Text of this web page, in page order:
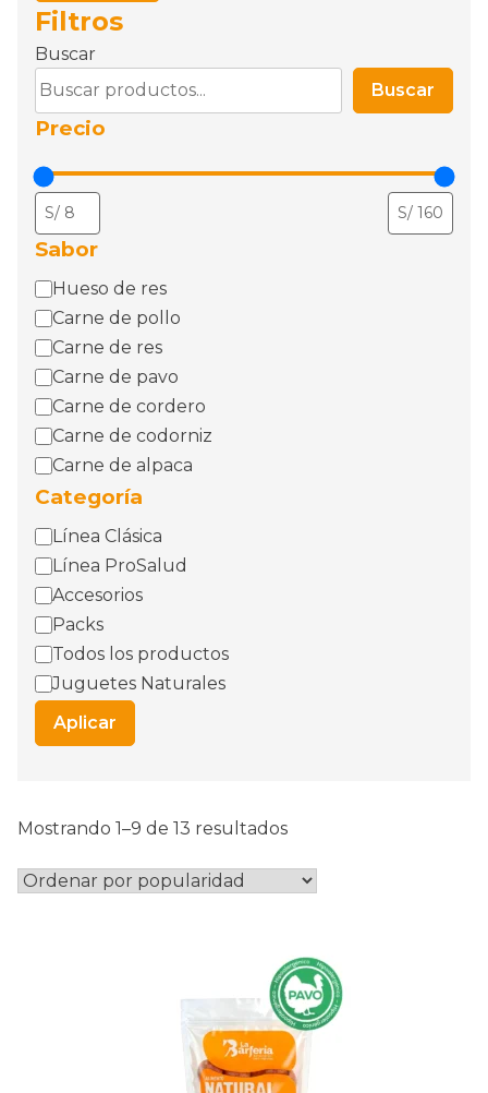
Filtros
Buscar
Buscar
Precio
Sabor
sabor
Hueso de res
Carne de pollo
Carne de res
Carne de pavo
Carne de cordero
Carne de codorniz
Carne de alpaca
Categoría
Categoría
Línea Clásica
Línea ProSalud
Accesorios
Packs
Todos los productos
Juguetes Naturales
Aplicar
Mostrando 1–9 de 13 resultadosOrdenado
popularidad